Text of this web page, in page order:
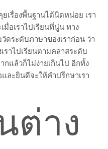
เรื่องพื้นฐานได้นิดหน่อย เรา
มื่อเราไปเรียนที่นู่น ทาง
ดระดับภาษาของเราก่อน ว่า
าไปเรียนตามคลาสระดับ
กแล้วก็ไม่ง่ายเกินไป อีกทั้ง
ะยินดีจะให้คำปรึกษาเรา
ต่าง